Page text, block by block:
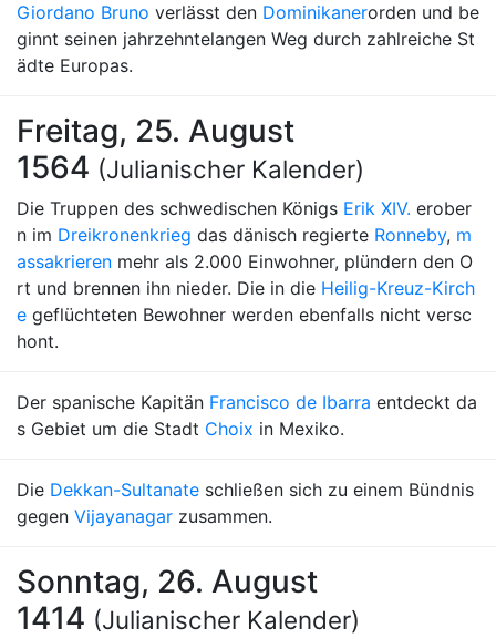
Giordano Bruno verlässt den Dominikanerorden und be
ginnt seinen jahrzehntelangen Weg durch zahlreiche St
ädte Europas.
Freitag, 25. August
1564 (Julianischer Kalender)
Die Truppen des schwedischen Königs Erik XIV. erober
n im Dreikronenkrieg das dänisch regierte Ronneby, m
assakrieren mehr als 2.000 Einwohner, plündern den O
rt und brennen ihn nieder. Die in die Heilig-Kreuz-Kirch
e geflüchteten Bewohner werden ebenfalls nicht versc
hont.
Der spanische Kapitän Francisco de Ibarra entdeckt da
s Gebiet um die Stadt Choix in Mexiko.
Die Dekkan-Sultanate schließen sich zu einem Bündnis
gegen Vijayanagar zusammen.
Sonntag, 26. August
1414 (Julianischer Kalender)